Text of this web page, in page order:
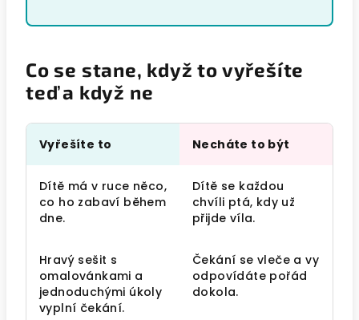
Co se stane, když to vyřešíte
teď a když ne
Vyřešíte to Necháte to být
Dítě má v ruce něco,
co ho zabaví během
dne.
Dítě se každou
chvíli ptá, kdy už
přijde víla.
Hravý sešit s
omalovánkami a
jednoduchými úkoly
vyplní čekání.
Čekání se vleče a vy
odpovídáte pořád
dokola.